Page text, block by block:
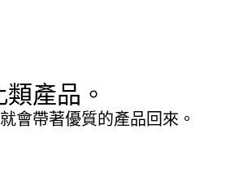
產品。
會帶著優質的產品回來。